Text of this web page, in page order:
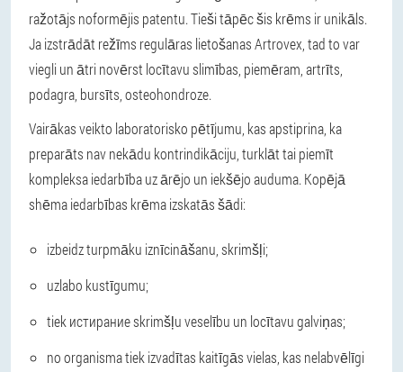
ražotājs noformējis patentu. Tieši tāpēc šis krēms ir unikāls.
Ja izstrādāt režīms regulāras lietošanas Artrovex, tad to var
viegli un ātri novērst locītavu slimības, piemēram, artrīts,
podagra, bursīts, osteohondroze.
Vairākas veikto laboratorisko pētījumu, kas apstiprina, ka
preparāts nav nekādu kontrindikāciju, turklāt tai piemīt
kompleksa iedarbība uz ārējo un iekšējo auduma. Kopējā
shēma iedarbības krēma izskatās šādi:
izbeidz turpmāku iznīcināšanu, skrimšļi;
uzlabo kustīgumu;
tiek истирание skrimšļu veselību un locītavu galviņas;
no organisma tiek izvadītas kaitīgās vielas, kas nelabvēlīgi